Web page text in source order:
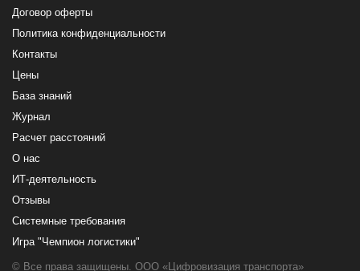
Договор оферты
Политика конфиденциальности
Контакты
Цены
База знаний
Журнал
Расчет расстояний
О нас
ИТ-деятельность
Отзывы
Системные требования
Игра "Чемпион логистики"
© Все права защищены. ООО «Цифровизация транспорта»